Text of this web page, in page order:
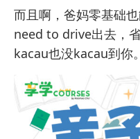
而且啊，爸妈零基础
need to drive出去，
kacau也没kacau到你。